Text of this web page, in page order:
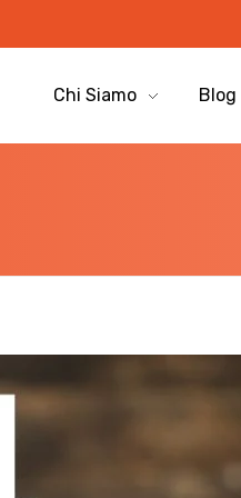
Chi Siamo Blog